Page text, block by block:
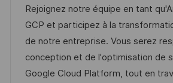
g
e
s
t
e
c
a
l
i
s
t
e
d
a
é
f
é
r
e
a
t
é
g
o
Rejoignez notre équipe en tant
GCP et participez à la
de notre entreprise. Vous serez
conception et de l'optimisation de
Google Cloud Platform, tout en